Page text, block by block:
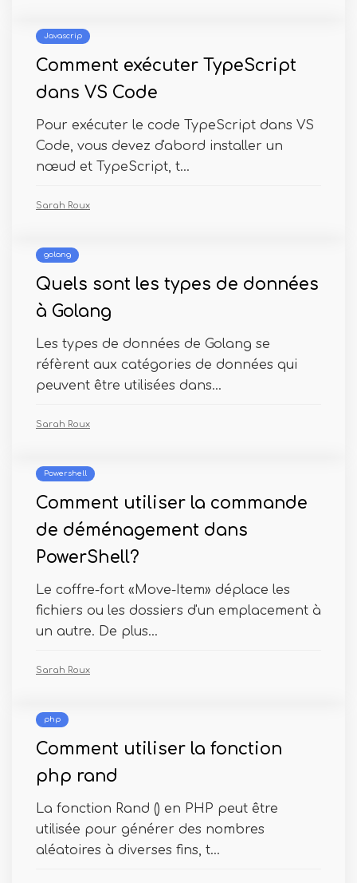
Javascrip
Comment exécuter TypeScript
dans VS Code
Pour exécuter le code TypeScript dans VS
Code, vous devez d'abord installer un
nœud et TypeScript, t...
Sarah Roux
golang
Quels sont les types de données
à Golang
Les types de données de Golang se
réfèrent aux catégories de données qui
peuvent être utilisées dans...
Sarah Roux
Powershell
Comment utiliser la commande
de déménagement dans
PowerShell?
Le coffre-fort «Move-Item» déplace les
fichiers ou les dossiers d'un emplacement à
un autre. De plus...
Sarah Roux
php
Comment utiliser la fonction
php rand
La fonction Rand () en PHP peut être
utilisée pour générer des nombres
aléatoires à diverses fins, t...